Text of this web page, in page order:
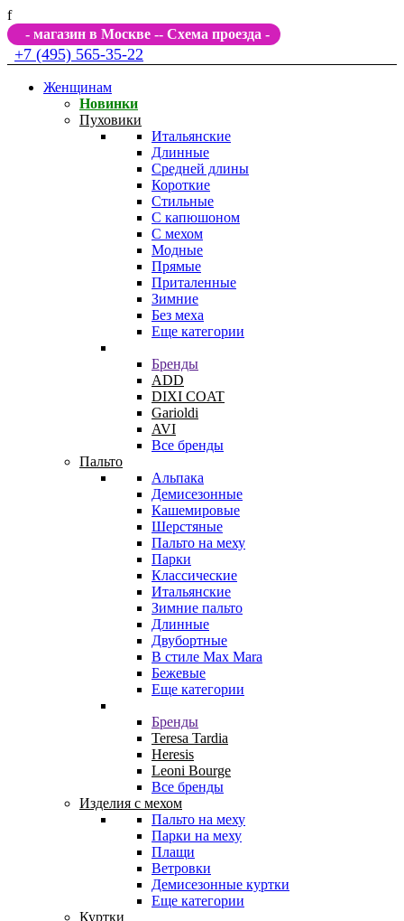
f
- магазин в Москве -- Схема проезда -
+7 (495) 565-35-22
Женщинам
Новинки
Пуховики
Итальянские
Длинные
Средней длины
Короткие
Стильные
С капюшоном
С мехом
Модные
Прямые
Приталенные
Зимние
Без меха
Еще категории
Бренды
ADD
DIXI COAT
Garioldi
AVI
Все бренды
Пальто
Альпака
Демисезонные
Кашемировые
Шерстяные
Пальто на меху
Парки
Классические
Итальянские
Зимние пальто
Длинные
Двубортные
В стиле Max Mara
Бежевые
Еще категории
Бренды
Teresa Tardia
Heresis
Leoni Bourge
Все бренды
Изделия с мехом
Пальто на меху
Парки на меху
Плащи
Ветровки
Демисезонные куртки
Еще категории
Куртки